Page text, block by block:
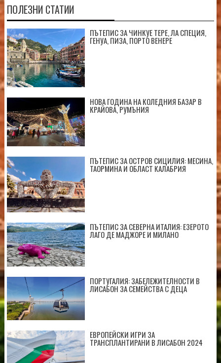
ПОЛЕЗНИ СТАТИИ
ПЪТЕПИС ЗА ЧИНКУЕ ТЕРЕ, ЛА СПЕЦИЯ,
ГЕНУА, ПИЗА, ПОРТО ВЕНЕРЕ
НОВА ГОДИНА НА КОЛЕДНИЯ БАЗАР В
КРАЙОВА, РУМЪНИЯ
ПЪТЕПИС ЗА ОСТРОВ СИЦИЛИЯ: МЕСИНА,
ТАОРМИНА И ОБЛАСТ КАЛАБРИЯ
ПЪТЕПИС ЗА СЕВЕРНА ИТАЛИЯ: ЕЗЕРОТО
ЛАГО ДЕ МАДЖОРЕ И МИЛАНО
ПОРТУГАЛИЯ: ЗАБЕЛЕЖИТЕЛНОСТИ В
ЛИСАБОН ЗА СЕМЕЙСТВА С ДЕЦА
ЕВРОПЕЙСКИ ИГРИ ЗА
ТРАНСПЛАНТИРАНИ В ЛИСАБОН 2024